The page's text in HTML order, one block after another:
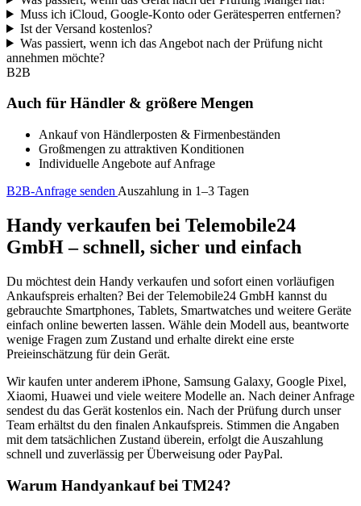
Muss ich iCloud, Google-Konto oder Gerätesperren entfernen?
Ist der Versand kostenlos?
Was passiert, wenn ich das Angebot nach der Prüfung nicht
annehmen möchte?
B2B
Auch für Händler & größere Mengen
Ankauf von Händlerposten & Firmenbeständen
Großmengen zu attraktiven Konditionen
Individuelle Angebote auf Anfrage
B2B-Anfrage senden Auszahlung in 1–3 Tagen
Handy verkaufen bei Telemobile24
GmbH – schnell, sicher und einfach
Du möchtest dein Handy verkaufen und sofort einen vorläufigen
Ankaufspreis erhalten? Bei der Telemobile24 GmbH kannst du
gebrauchte Smartphones, Tablets, Smartwatches und weitere Geräte
einfach online bewerten lassen. Wähle dein Modell aus, beantworte
wenige Fragen zum Zustand und erhalte direkt eine erste
Preieinschätzung für dein Gerät.
Wir kaufen unter anderem iPhone, Samsung Galaxy, Google Pixel,
Xiaomi, Huawei und viele weitere Modelle an. Nach deiner Anfrage
sendest du das Gerät kostenlos ein. Nach der Prüfung durch unser
Team erhältst du den finalen Ankaufspreis. Stimmen die Angaben
mit dem tatsächlichen Zustand überein, erfolgt die Auszahlung
schnell und zuverlässig per Überweisung oder PayPal.
Warum Handyankauf bei TM24?